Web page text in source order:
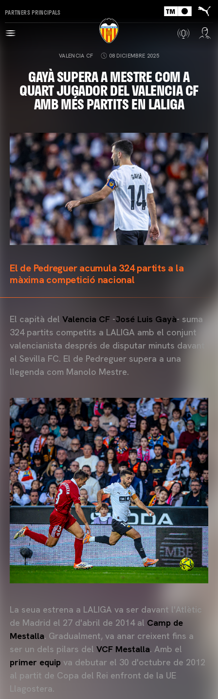
PARTNERS PRINCIPALS
VALENCIA CF 08 DICIEMBRE 2025
GAYÀ SUPERA A MESTRE COM A
QUART JUGADOR DEL VALENCIA CF
AMB MÉS PARTITS EN LALIGA
El de Pedreguer acumula 324 partits a la
màxima competició nacional
El capità del Valencia CF -José Luis Gayà- suma
324 partits competits a LALIGA amb el conjunt
valencianista després de disputar minuts davant
el Sevilla FC. El de Pedreguer supera a una
llegenda com Manolo Mestre.
La seua estrena a LALIGA va ser davant l'Atlètic
de Madrid el 27 d'abril de 2014 al Camp de
Mestalla. Gradualment, va anar creixent fins a
ser un dels pilars del VCF Mestalla. Amb el
primer equip va debutar el 30 d'octubre de 2012
al partit de Copa del Rei enfront de la UE
Llagostera.